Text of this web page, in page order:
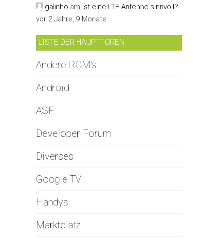
galinho am Ist eine LTE-Antenne sinnvoll?
vor 2 Jahre, 9 Monate
LISTE DER HAUPTFOREN
Andere ROM's
Android
ASF
Developer Forum
Diverses
Google TV
Handys
Marktplatz